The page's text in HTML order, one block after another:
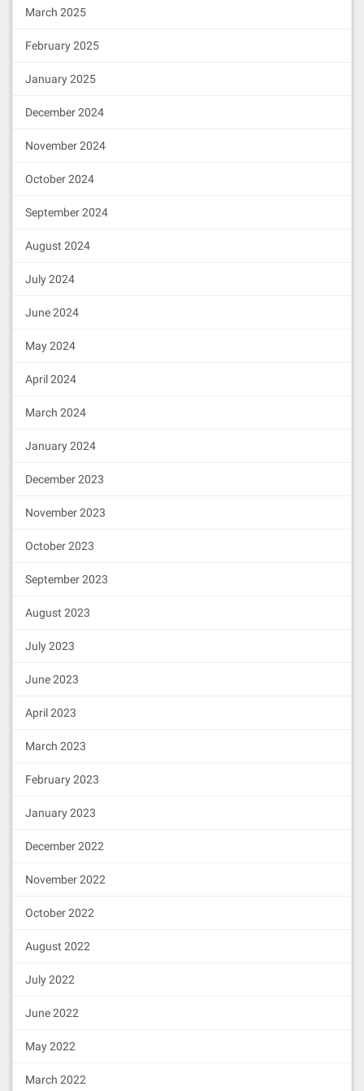
March 2025
February 2025
January 2025
December 2024
November 2024
October 2024
September 2024
August 2024
July 2024
June 2024
May 2024
April 2024
March 2024
January 2024
December 2023
November 2023
October 2023
September 2023
August 2023
July 2023
June 2023
April 2023
March 2023
February 2023
January 2023
December 2022
November 2022
October 2022
August 2022
July 2022
June 2022
May 2022
March 2022